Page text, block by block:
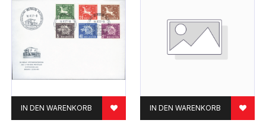
IN DEN WARENKORB IN DEN WARENKORB